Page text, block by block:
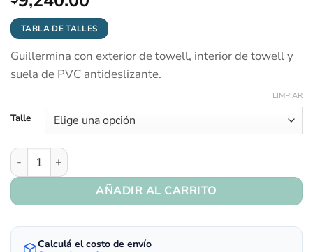
TABLA DE TALLES
Guillermina con exterior de towell, interior de towell y
suela de PVC antideslizante.
Talle
LIMPIAR
Art. 5259 - Towell - Cinta - Rosa cantidad
AÑADIR AL CARRITO
Calculá el costo de envío